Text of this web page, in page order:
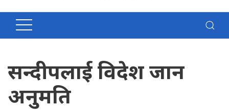
सन्दीपलाई विदेश जान
अनुमति